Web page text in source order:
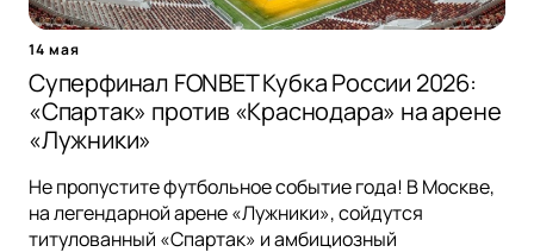
14 мая
Суперфинал FONBET Кубка России 2026:
«Спартак» против «Краснодара» на арене
«Лужники»
Не пропустите футбольное событие года! В Москве,
на легендарной арене «Лужники», сойдутся
титулованный «Спартак» и амбициозный